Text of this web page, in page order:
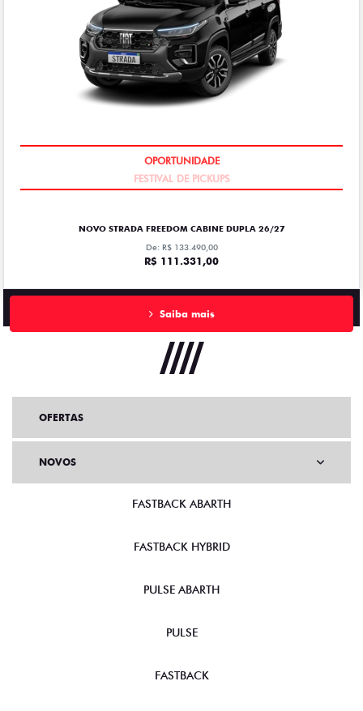
OPORTUNIDADE
FESTIVAL DE PICKUPS
NOVO STRADA FREEDOM CABINE DUPLA 26/27
De: R$ 133.490,00
R$ 111.331,00
Saiba mais
OFERTAS
NOVOS
FASTBACK ABARTH
FASTBACK HYBRID
PULSE ABARTH
PULSE
FASTBACK